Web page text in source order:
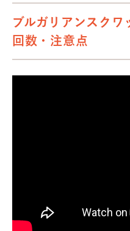
ブルガリアンスクワ
回数・注意点